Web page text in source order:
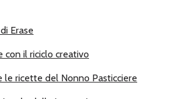
Erase
con il riciclo creativo
le ricette del Nonno Pasticciere